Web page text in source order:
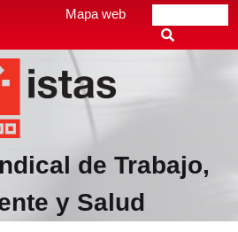
Mapa web
de Trabajo,
y Salud